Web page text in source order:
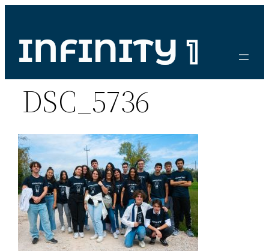
contenuto
DSC_5736